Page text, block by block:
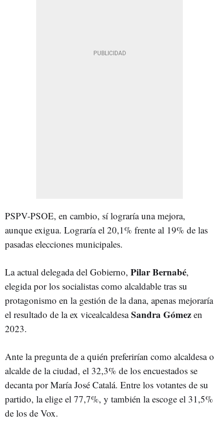
PSPV-PSOE, en cambio, sí lograría una mejora,
aunque exigua. Lograría el 20,1% frente al 19% de las
pasadas elecciones municipales.
La actual delegada del Gobierno, Pilar Bernabé,
elegida por los socialistas como alcaldable tras su
protagonismo en la gestión de la dana, apenas mejoraría
el resultado de la ex vicealcaldesaSandra Gómez en
2023.
Ante la pregunta de a quién preferirían como alcaldesa o
alcalde de la ciudad, el 32,3% de los encuestados se
decanta por María José Catalá. Entre los votantes de su
partido, la elige el 77,7%, y también la escoge el 31,5%
de los de Vox.